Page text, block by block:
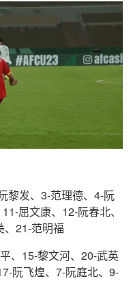
黎发、3-范理德、4-阮
屈文康、12-阮春北、
、21-范明福
、15-黎文河、20-武英
阮飞煌、7-阮庭北、9-